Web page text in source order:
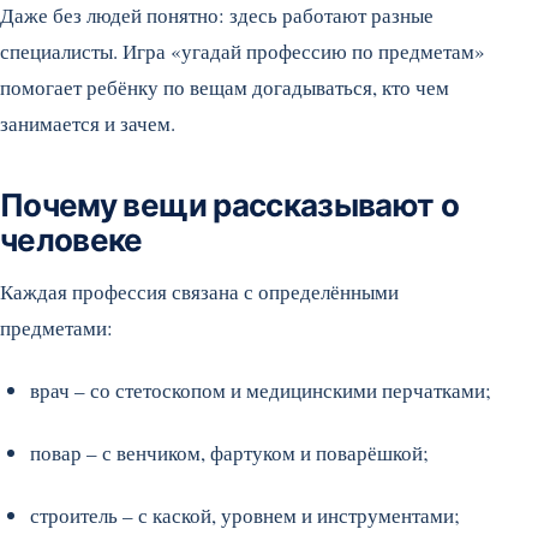
Даже без людей понятно: здесь работают разные
специалисты. Игра «угадай профессию по предметам»
помогает ребёнку по вещам догадываться, кто чем
занимается и зачем.
Почему вещи рассказывают о
человеке
Каждая профессия связана с определёнными
предметами:
врач – со стетоскопом и медицинскими перчатками;
повар – с венчиком, фартуком и поварёшкой;
строитель – с каской, уровнем и инструментами;